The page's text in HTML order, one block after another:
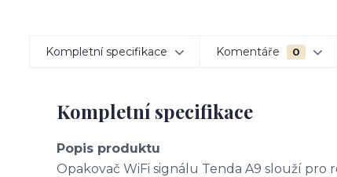
Kompletní specifikace Komentáře 0
Kompletní specifikace
Popis produktu
Opakovač WiFi signálu Tenda A9 slouží pro